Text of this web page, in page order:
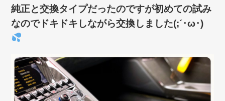
純正と交換タイプだったのですが初めての試み
なのでドキドキしながら交換しました(;´･ω･)